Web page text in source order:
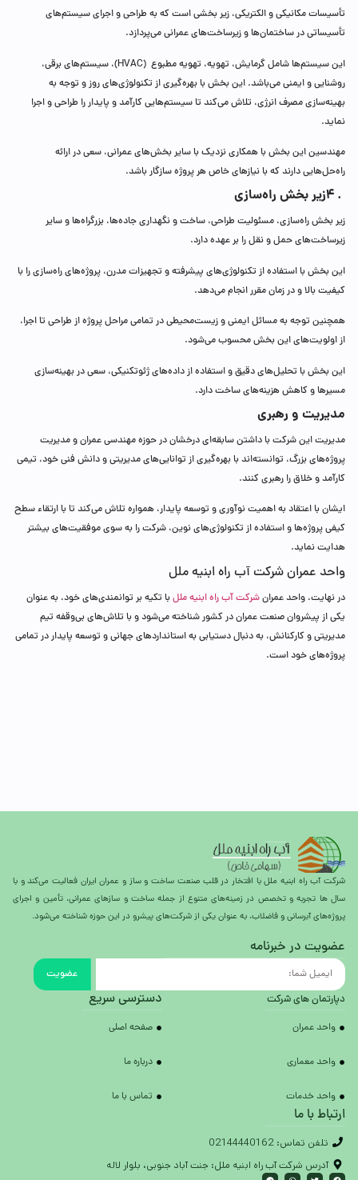
تأسیسات مکانیکی و الکتریکی، زیر بخشی است که به طراحی و اجرای سیستم‌های
تأسیساتی در ساختمان‌ها و زیرساخت‌های عمرانی می‌پردازد.
این سیستم‌ها شامل گرمایش، تهویه، تهویه مطبوع (HVAC)، سیستم‌های برقی،
روشنایی و ایمنی می‌باشد. این بخش با بهره‌گیری از تکنولوژی‌های روز و توجه به
بهینه‌سازی مصرف انرژی، تلاش می‌کند تا سیستم‌هایی کارآمد و پایدار را طراحی و اجرا
نماید.
مهندسین این بخش با همکاری نزدیک با سایر بخش‌های عمرانی، سعی در ارائه
راه‌حل‌هایی دارند که با نیازهای خاص هر پروژه سازگار باشد.
. 4 زیر بخش راه‌سازی
زیر بخش راه‌سازی، مسئولیت طراحی، ساخت و نگهداری جاده‌ها، بزرگراه‌ها و سایر
زیرساخت‌های حمل و نقل را بر عهده دارد.
این بخش با استفاده از تکنولوژی‌های پیشرفته و تجهیزات مدرن، پروژه‌های راه‌سازی را با
کیفیت بالا و در زمان مقرر انجام می‌دهد.
همچنین توجه به مسائل ایمنی و زیست‌محیطی در تمامی مراحل پروژه از طراحی تا اجرا،
از اولویت‌های این بخش محسوب می‌شود.
این بخش با تحلیل‌های دقیق و استفاده از داده‌های ژئوتکنیکی، سعی در بهینه‌سازی
مسیرها و کاهش هزینه‌های ساخت دارد.
مدیریت و رهبری
مدیریت این شرکت با داشتن سابقه‌ای درخشان در حوزه مهندسی عمران و مدیریت
پروژه‌های بزرگ، توانسته‌اند با بهره‌گیری از توانایی‌های مدیریتی و دانش فنی خود، تیمی
کارآمد و خلاق را رهبری کنند.
ایشان با اعتقاد به اهمیت نوآوری و توسعه پایدار، همواره تلاش می‌کند تا با ارتقاء سطح
کیفی پروژه‌ها و استفاده از تکنولوژی‌های نوین، شرکت را به سوی موفقیت‌های بیشتر
هدایت نماید.
واحد عمران شرکت آب راه ابنیه ملل
در نهایت، واحد عمرانشرکت آب راه ابنیه مللبا تکیه بر توانمندی‌های خود، به عنوان
یکی از پیشروان صنعت عمران در کشور شناخته می‌شود و با تلاش‌های بی‌وقفه تیم
مدیریتی و کارکنانش، به دنبال دستیابی به استانداردهای جهانی و توسعه پایدار در تمامی
پروژه‌های خود است.
شرکت آب راه ابنیه ملل با افتخار در قلب صنعت ساخت و ساز و عمران ایران فعالیت می‌کند و با
سال ها تجربه و تخصص در زمینه‌های متنوع از جمله ساخت و سازهای عمرانی، تأمین و اجرای
پروژه‌های آبرسانی و فاضلاب، به عنوان یکی از شرکت‌های پیشرو در این حوزه شناخته می‌شود.
عضویت در خبرنامه
عضویت
دپارتمان های شرکت
واحد عمران
واحد معماری
واحد خدمات
دسترسی سریع
صفحه اصلی
درباره ما
تماس با ما
ارتباط با ما
تلفن تماس: 02144440162
آدرس شرکت آب راه ابنیه ملل: جنت آباد جنوبی، بلوار لاله